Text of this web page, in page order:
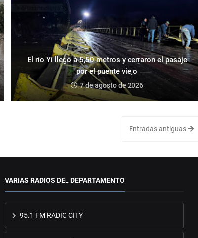
El río Yí llegó a 5,50 metros y cerraron el pasaje
por el puente viejo
7 de agosto de 2026
Entradas antiguas
VARIAS RADIOS DEL DEPARTAMENTO
95.1 FM RADIO CITY